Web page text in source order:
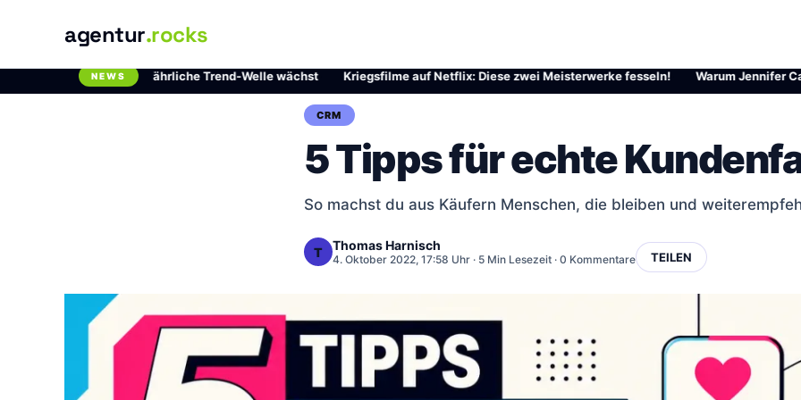
agentur.rocks
NEWS
Breaking News Ticker
Die gefährliche Trend-Welle wächst· Kriegsfilme auf Netflix: Diese zwei Meisterwerke fesseln!· Warum Jennifer
CRM
5 Tipps für echte
So machst du aus Käufern Menschen, die bleiben und
T Thomas Harnisch
4. Oktober 2022, 17:58 Uhr · 5 Min Lesezeit · 0 Kommentare TEILEN